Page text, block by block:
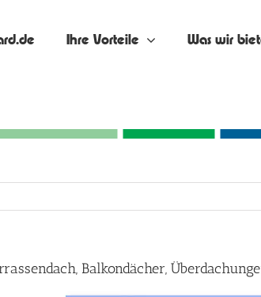
Ihre Vorteile Was wir
Balkondächer,